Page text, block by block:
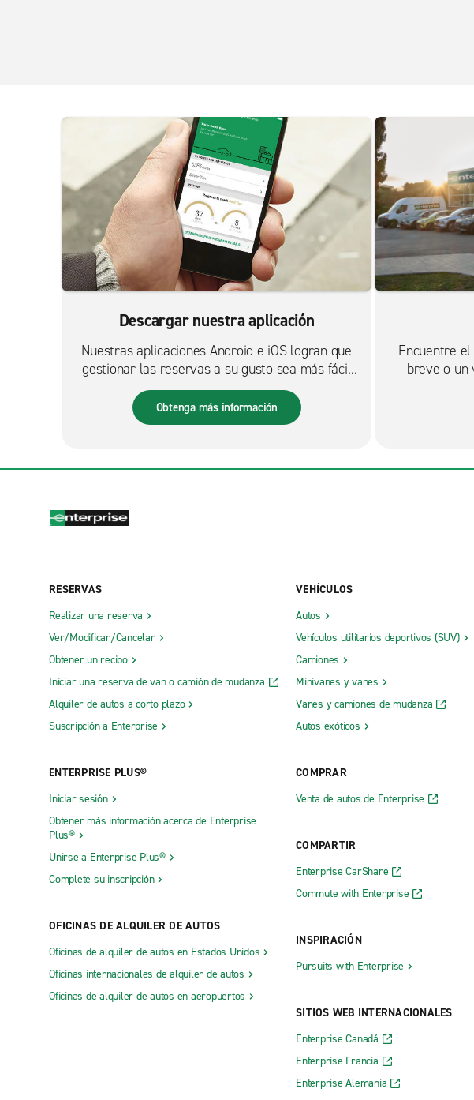
Descargar nuestra aplicación
Nuestras aplicaciones Android e iOS logran que
gestionar las reservas a su gusto sea más fácil
que nunca.
Obtenga más información
Encuentre
breve o
RESERVAS
Realizar una reserva
Ver/Modificar/Cancelar
Obtener un recibo
Iniciar una reserva de van o camión de mudanza
Alquiler de autos a corto plazo
Suscripción a Enterprise
ENTERPRISE PLUS®
Iniciar sesión
Obtener más información acerca de Enterprise
Plus®
Unirse a Enterprise Plus®
Complete su inscripción
OFICINAS DE ALQUILER DE AUTOS
Oficinas de alquiler de autos en Estados Unidos
Oficinas internacionales de alquiler de autos
Oficinas de alquiler de autos en aeropuertos
VEHÍCULOS
Autos
Vehículos utilitarios deportivos (SUV)
Camiones
Minivanes y vanes
Vanes y camiones de mudanza
Autos exóticos
COMPRAR
Venta de autos de Enterprise
COMPARTIR
Enterprise CarShare
Commute with Enterprise
INSPIRACIÓN
Pursuits with Enterprise
SITIOS WEB INTERNACIONALES
Enterprise Canadá
Enterprise Francia
Enterprise Alemania